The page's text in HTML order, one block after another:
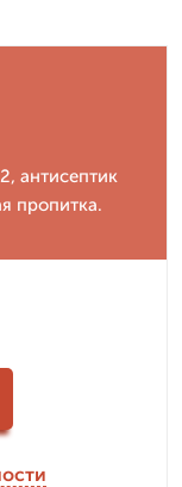
антисептик
пропитка.